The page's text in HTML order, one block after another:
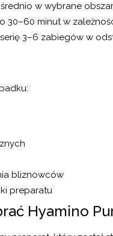
w wybrane
30–60 minut w
3–6 zabiegów w
bliznowców
preparatu
Hyamino